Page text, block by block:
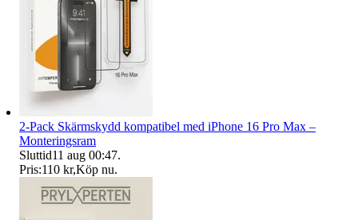
2-Pack Skärmskydd kompatibel med iPhone 16 Pro Max –
Monteringsram
Sluttid11 aug 00:47.
Pris:110 kr,Köp nu.